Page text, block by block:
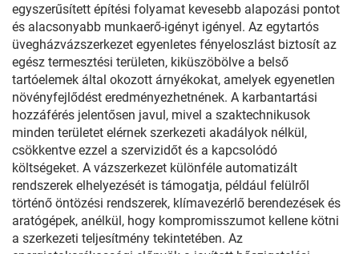
egyszerűsített építési folyamat kevesebb alapozási pontot
és alacsonyabb munkaerő-igényt igényel. Az egytartós
üvegházvázszerkezet egyenletes fényeloszlást biztosít az
egész termesztési területen, kiküszöbölve a belső
tartóelemek által okozott árnyékokat, amelyek egyenetlen
növényfejlődést eredményezhetnének. A karbantartási
hozzáférés jelentősen javul, mivel a szaktechnikusok
minden területet elérnek szerkezeti akadályok nélkül,
csökkentve ezzel a szervizidőt és a kapcsolódó
költségeket. A vázszerkezet különféle automatizált
rendszerek elhelyezését is támogatja, például felülről
történő öntözési rendszerek, klímavezérlő berendezések és
aratógépek, anélkül, hogy kompromisszumot kellene kötni
a szerkezeti teljesítmény tekintetében. Az